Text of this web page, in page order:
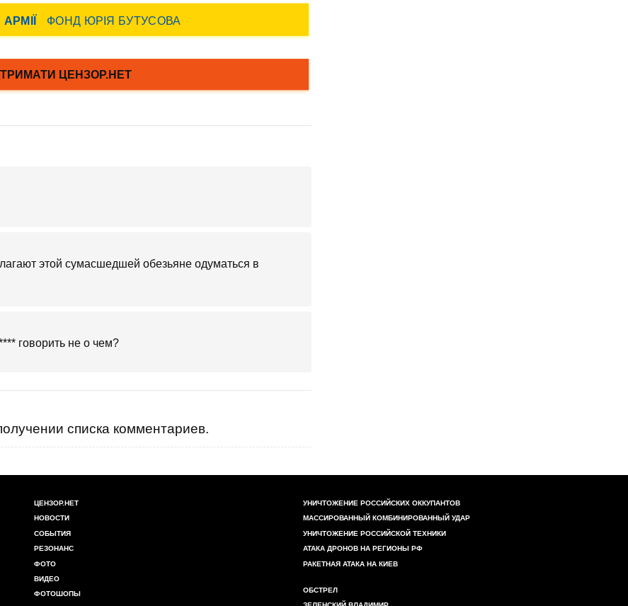
этой сумасшедшей обезьяне одуматься в
говорить не о чем?
списка комментариев.
ЦЕНЗОР.НЕТ
НОВОСТИ
СОБЫТИЯ
РЕЗОНАНС
ФОТО
ВИДЕО
ФОТОШОПЫ
УНИЧТОЖЕНИЕ РОССИЙСКИХ ОККУПАНТОВ
МАССИРОВАННЫЙ КОМБИНИРОВАННЫЙ УДАР
УНИЧТОЖЕНИЕ РОССИЙСКОЙ ТЕХНИКИ
АТАКА ДРОНОВ НА РЕГИОНЫ РФ
РАКЕТНАЯ АТАКА НА КИЕВ
ОБСТРЕЛ